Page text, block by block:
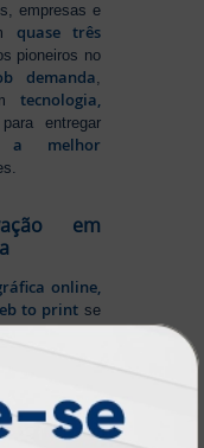
empresas e
quase três
pioneiros no
demanda,
tecnologia,
para entregar
a melhor
em
online,
to printse
já estava
tecnologia
experiência